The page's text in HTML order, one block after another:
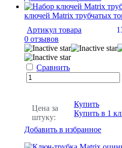
ключей Matrix трубчатых
Артикул товара
0 отзывов
Сравнить
Цена за
штуку:
Купить
Купить в 1
Добавить в избранное